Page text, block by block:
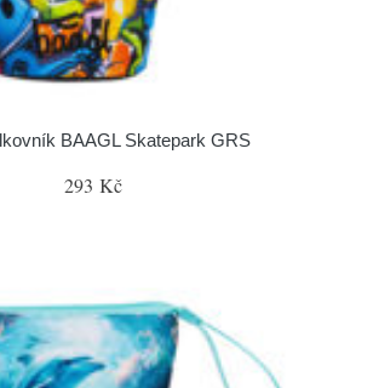
BAAGL Skatepark GRS
293 Kč